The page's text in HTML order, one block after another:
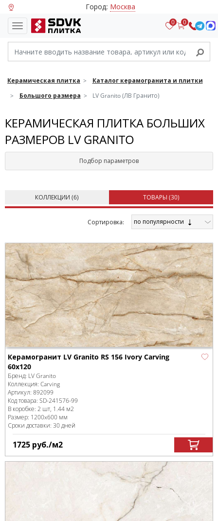
Город: Москва
0 0
Керамическая плитка
Каталог керамогранита и плитки
Большого размера
LV Granito (ЛВ Гранито)
КЕРАМИЧЕСКАЯ ПЛИТКА БОЛЬШИХ
РАЗМЕРОВ LV GRANITO
Подбор параметров
КОЛЛЕКЦИИ (6) ТОВАРЫ (30)
Cортировка: по популярности
Керамогранит LV Granito RS 156 Ivory Carving
60x120
Бренд: LV Granito
Коллекция: Carving
Артикул: 892099
Код товара: SD-241576-99
В коробке: 2 шт, 1.44 м2
Размер: 1200x600 мм
Сроки доставки: 30 дней
1725 руб./м2